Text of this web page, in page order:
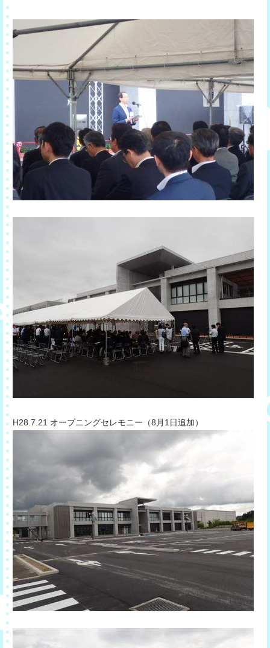
​H28.7.21 オープニングセレモニー（8月1日追加）​​